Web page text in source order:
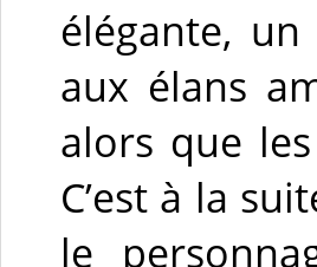
élégante,
aux élans
alors que
C’est à la
le